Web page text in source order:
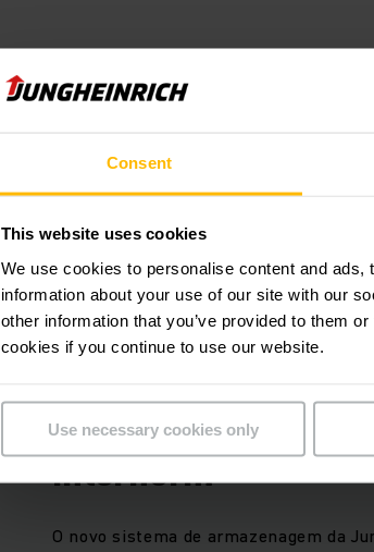
Consent
This website uses cookies
We use cookies to personalise content and
information about your use of our site with our
other information that you’ve provided to them
cookies if you continue to use our website.
Use necessary cookies only
A Jungheinrich, como fornecedora
planejou a construção do novo
parceria com a Internorm na análise,
O requisito abrangente e a análise de
encaixe perfeito e sob medida.
Sistema de
Internorm
O novo sistema de armazenagem da